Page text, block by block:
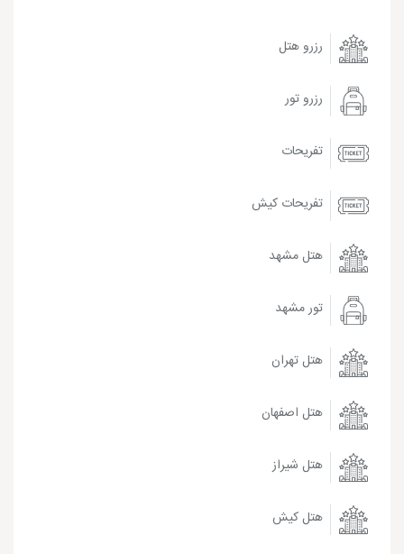
رزرو هتل
رزرو تور
تفریحات
تفریحات کیش
هتل مشهد
تور مشهد
هتل تهران
هتل اصفهان
هتل شیراز
هتل کیش